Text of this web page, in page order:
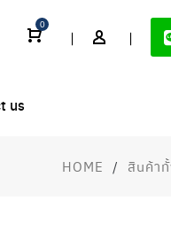
0
| |
us
HOME / สินค้า